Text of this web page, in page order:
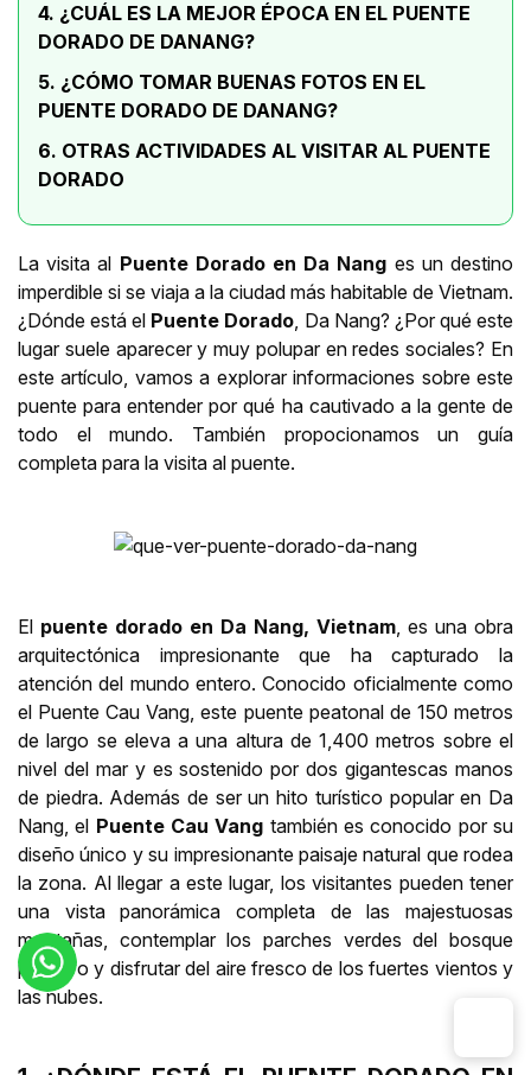
4. ¿CUÁL ES LA MEJOR ÉPOCA EN EL PUENTE
DORADO DE DANANG?
5. ¿CÓMO TOMAR BUENAS FOTOS EN EL
PUENTE DORADO DE DANANG?
6. OTRAS ACTIVIDADES AL VISITAR AL PUENTE
DORADO
La visita al Puente Dorado en Da Nang es un destino
imperdible si se viaja a la ciudad más habitable de Vietnam.
¿Dónde está el Puente Dorado, Da Nang? ¿Por qué este
lugar suele aparecer y muy polupar en redes sociales? En
este artículo, vamos a explorar informaciones sobre este
puente para entender por qué ha cautivado a la gente de
todo el mundo. También propocionamos un guía
completa para la visita al puente.
El puente dorado en Da Nang, Vietnam, es una obra
arquitectónica impresionante que ha capturado la
atención del mundo entero. Conocido oficialmente como
el Puente Cau Vang, este puente peatonal de 150 metros
de largo se eleva a una altura de 1,400 metros sobre el
nivel del mar y es sostenido por dos gigantescas manos
de piedra. Además de ser un hito turístico popular en Da
Nang, el Puente Cau Vang también es conocido por su
diseño único y su impresionante paisaje natural que rodea
la zona. Al llegar a este lugar, los visitantes pueden tener
una vista panorámica completa de las majestuosas
montañas, contemplar los parches verdes del bosque
primitivo y disfrutar del aire fresco de los fuertes vientos y
las nubes.